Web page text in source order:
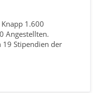
1.600
Angestellten.
19 Stipendien der